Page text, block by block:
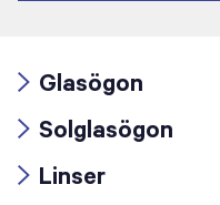
icon
Glasögon
icon
Solglasögon
Linser